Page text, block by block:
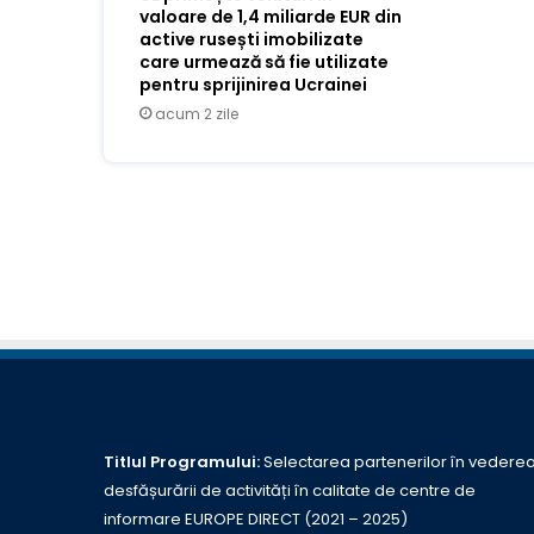
valoare de 1,4 miliarde EUR din
active rusești imobilizate
care urmează să fie utilizate
pentru sprijinirea Ucrainei
acum 2 zile
Titlul Programului:Selectarea partenerilor în vederea
desfășurării de activități în calitate de centre de
informare EUROPE DIRECT (2021 – 2025)